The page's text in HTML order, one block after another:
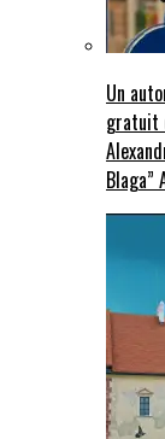
Un
gratuit
Blaga”